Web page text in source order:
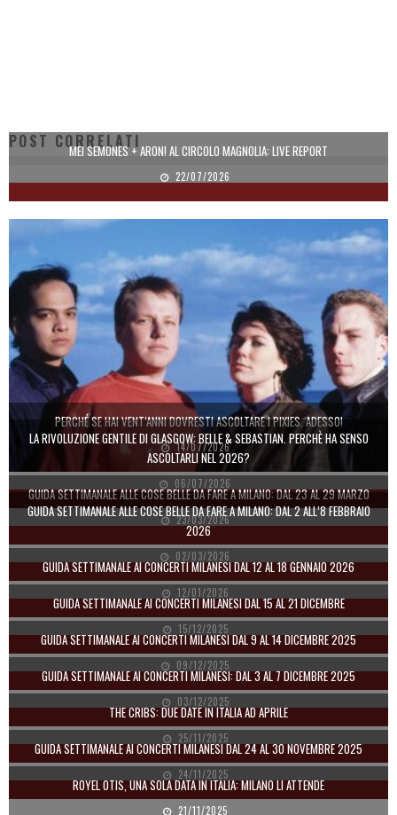
POST CORRELATI
MEI SEMONES + ARON! AL CIRCOLO MAGNOLIA: LIVE REPORT
22/07/2026
PERCHÉ SE HAI VENT’ANNI DOVRESTI ASCOLTARE I PIXIES. ADESSO!
14/07/2026
LA RIVOLUZIONE GENTILE DI GLASGOW: BELLE & SEBASTIAN. PERCHÈ HA SENSO
ASCOLTARLI NEL 2026?
06/07/2026
GUIDA SETTIMANALE ALLE COSE BELLE DA FARE A MILANO: DAL 23 AL 29 MARZO
23/03/2026
GUIDA SETTIMANALE ALLE COSE BELLE DA FARE A MILANO: DAL 2 ALL’8 FEBBRAIO
2026
02/03/2026
GUIDA SETTIMANALE AI CONCERTI MILANESI DAL 12 AL 18 GENNAIO 2026
12/01/2026
GUIDA SETTIMANALE AI CONCERTI MILANESI DAL 15 AL 21 DICEMBRE
15/12/2025
GUIDA SETTIMANALE AI CONCERTI MILANESI DAL 9 AL 14 DICEMBRE 2025
09/12/2025
GUIDA SETTIMANALE AI CONCERTI MILANESI: DAL 3 AL 7 DICEMBRE 2025
03/12/2025
THE CRIBS: DUE DATE IN ITALIA AD APRILE
25/11/2025
GUIDA SETTIMANALE AI CONCERTI MILANESI DAL 24 AL 30 NOVEMBRE 2025
24/11/2025
ROYEL OTIS, UNA SOLA DATA IN ITALIA: MILANO LI ATTENDE
21/11/2025